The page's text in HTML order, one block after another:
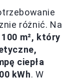
różnić. Na
m², który
ciepła
kWh. W